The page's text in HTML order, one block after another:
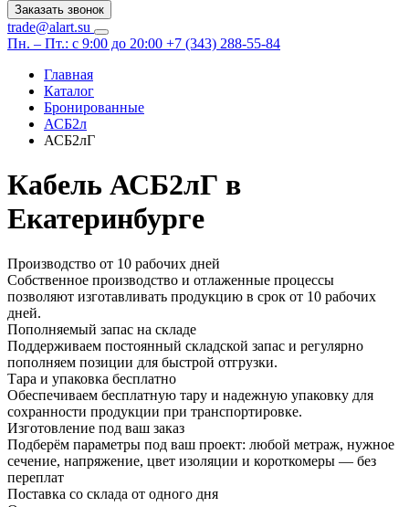
Заказать звонок
trade@alart.su
Пн. – Пт.: с 9:00 до 20:00 +7 (343) 288-55-84
Главная
Каталог
Бронированные
АСБ2л
АСБ2лГ
Кабель АСБ2лГ в
Екатеринбурге
Производство от 10 рабочих дней
Собственное производство и отлаженные процессы
позволяют изготавливать продукцию в срок от 10 рабочих
дней.
Пополняемый запас на складе
Поддерживаем постоянный складской запас и регулярно
пополняем позиции для быстрой отгрузки.
Тара и упаковка бесплатно
Обеспечиваем бесплатную тару и надежную упаковку для
сохранности продукции при транспортировке.
Изготовление под ваш заказ
Подберём параметры под ваш проект: любой метраж, нужное
сечение, напряжение, цвет изоляции и короткомеры — без
переплат
Поставка со склада от одного дня